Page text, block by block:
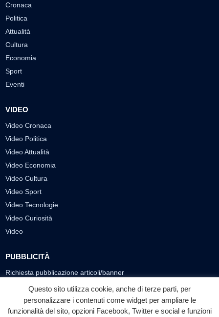
Cronaca
Politica
Attualità
Cultura
Economia
Sport
Eventi
VIDEO
Video Cronaca
Video Politica
Video Attualità
Video Economia
Video Cultura
Video Sport
Video Tecnologie
Video Curiosità
Video
PUBBLICITÀ
Richiesta pubblicazione articoli/banner
SEGUICI SUI SOCIAL
f ◎ ▶
Questo sito utilizza cookie, anche di terze parti, per
personalizzare i contenuti come widget per ampliare le
funzionalità del sito, opzioni Facebook, Twitter e social e funzioni